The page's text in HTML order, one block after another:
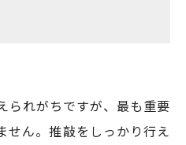
られがちですが、最も重要
せん。推敲をしっかり行え